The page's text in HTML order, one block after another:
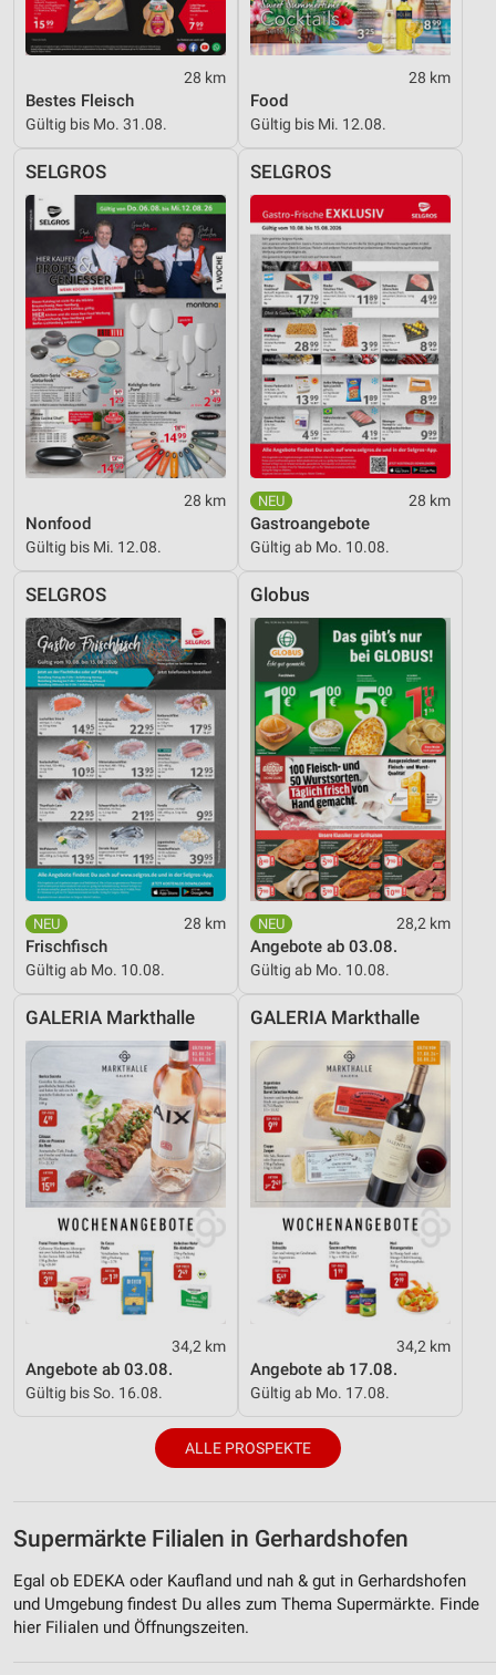
28 km
Bestes Fleisch
Gültig bis Mo. 31.08.
28 km
Food
Gültig bis Mi. 12.08.
SELGROS
28 km
Nonfood
Gültig bis Mi. 12.08.
SELGROS
28 km
Gastroangebote
Gültig ab Mo. 10.08.
SELGROS
28 km
Frischfisch
Gültig ab Mo. 10.08.
Globus
28,2 km
Angebote ab 03.08.
Gültig ab Mo. 10.08.
GALERIA Markthalle
34,2 km
Angebote ab 03.08.
Gültig bis So. 16.08.
GALERIA Markthalle
34,2 km
Angebote ab 17.08.
Gültig ab Mo. 17.08.
ALLE PROSPEKTE
Supermärkte Filialen in Gerhardshofen
Egal ob EDEKA oder Kaufland und nah & gut in Gerhardshofen
und Umgebung findest Du alles zum Thema Supermärkte. Finde
hier Filialen und Öffnungszeiten.